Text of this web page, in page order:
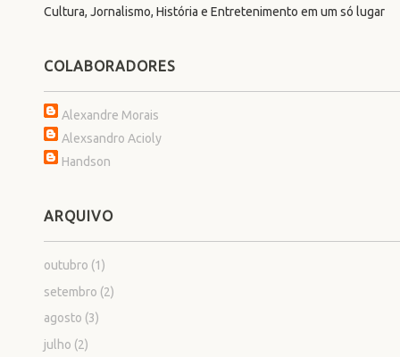
Cultura, Jornalismo, História e Entretenimento em um só lugar
COLABORADORES
Alexandre Morais
Alexsandro Acioly
Handson
ARQUIVO
outubro (1)
setembro (2)
agosto (3)
julho (2)